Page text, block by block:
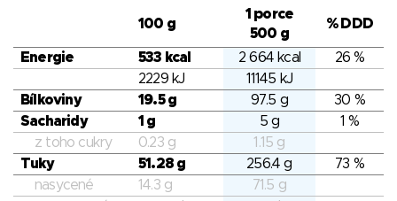
100 g
1 porce
500 g
% DDD
Energie 533 kcal 2 664 kcal
26 %
2229 kJ
11145 kJ
Bílkoviny
19.5 g 97.5 g
30 %
Sacharidy
1 g 5 g
1 %
z toho cukry
0.23 g
1.15 g
Tuky
51.28 g 256.4 g
73 %
nasycené
14.3 g
71.5 g